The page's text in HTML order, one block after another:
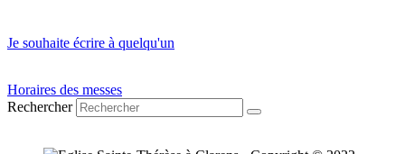
Je souhaite écrire à quelqu'un
Horaires des messes
Rechercher